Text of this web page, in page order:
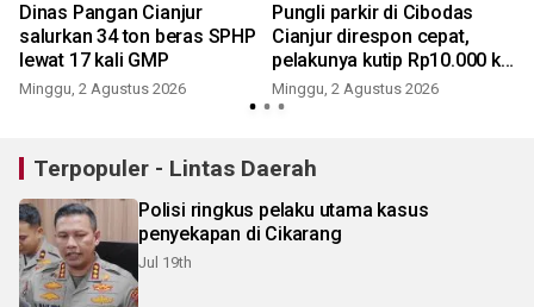
Dinas Pangan Cianjur
salurkan 34 ton beras SPHP
lewat 17 kali GMP
Minggu, 2 Agustus 2026
Pungli parkir di Cibodas
Cianjur direspon cepat,
pelakunya kutip Rp10.000 ke
pengendara
Minggu, 2 Agustus 2026
Terpopuler - Lintas Daerah
Polisi ringkus pelaku utama kasus
penyekapan di Cikarang
Jul 19th